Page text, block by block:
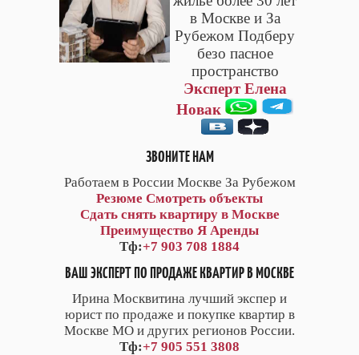
в Москве и За
Рубежом Подберу
безо пасное
пространство
Эксперт Елена
Новак
ЗВОНИТЕ НАМ
Работаем в России Москве За Рубежом
Резюме Смотреть объекты
Сдать снять квартиру в Москве
Преимущество Я Аренды
Тф:+7 903 708 1884
ВАШ ЭКСПЕРТ ПО ПРОДАЖЕ КВАРТИР В МОСКВЕ
Ирина Москвитина лучший экспер и
юрист по продаже и покупке квартир в
Москве МО и других регионов России.
Тф:+7 905 551 3808